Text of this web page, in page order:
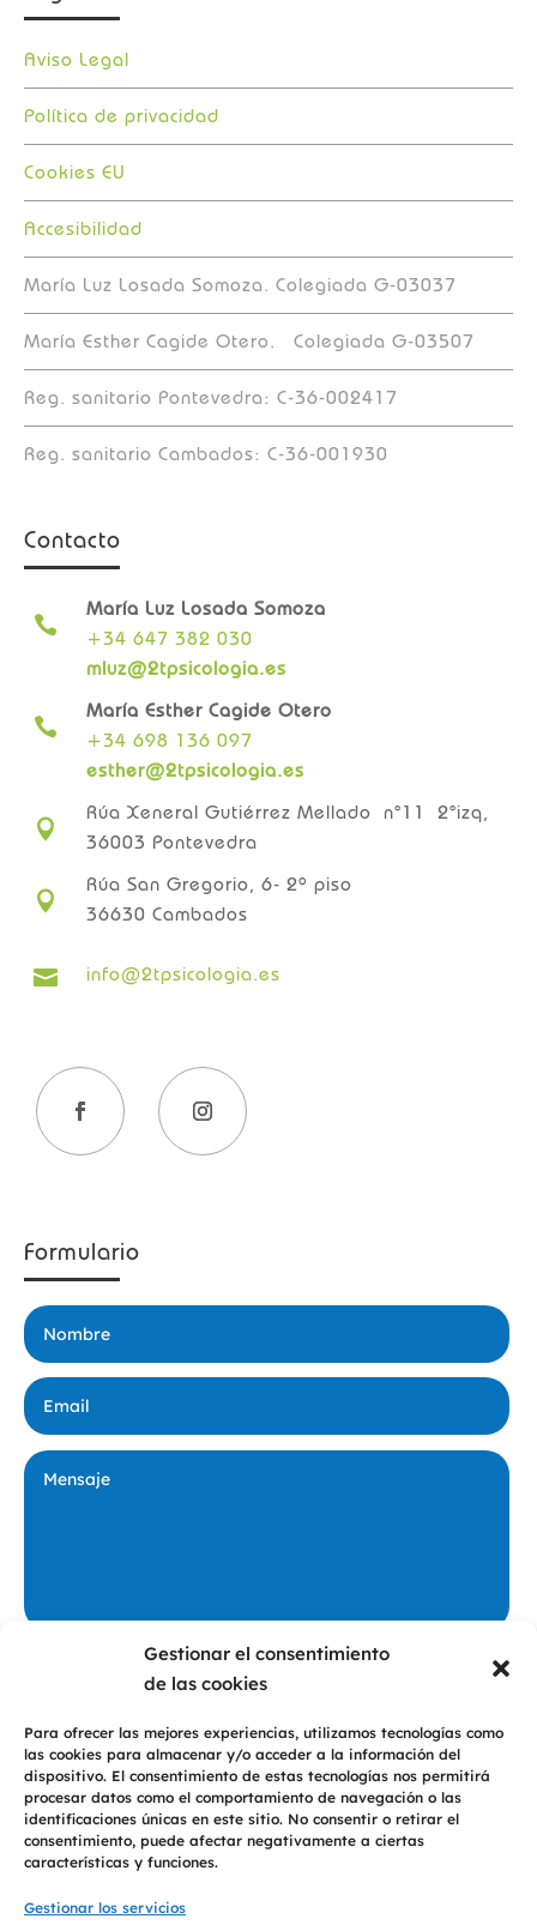
Gestionar el consentimiento
de las cookies
Para ofrecer las mejores experiencias, utilizamos tecnologías como
las cookies para almacenar y/o acceder a la información del
dispositivo. El consentimiento de estas tecnologías nos permitirá
procesar datos como el comportamiento de navegación o las
identificaciones únicas en este sitio. No consentir o retirar el
consentimiento, puede afectar negativamente a ciertas
características y funciones.
Gestionar los servicios
Aviso Legal
Política de privacidad
Cookies EU
Accesibilidad
María Luz Losada Somoza. Colegiada G-03037
María Esther Cagide Otero. Colegiada G-03507
Reg. sanitario Pontevedra: C-36-002417
Reg. sanitario Cambados: C-36-001930
Contacto

María Luz Losada Somoza
+34 647 382 030
mluz@2tpsicologia.es

María Esther Cagide Otero
+34 698 136 097
esther@2tpsicologia.es

Rúa Xeneral Gutiérrez Mellado n°11 2°izq,
36003 Pontevedra

Rúa San Gregorio, 6- 2º piso
36630 Cambados
 info@2tpsicologia.es
Formulario
De conformidad con lo dispuesto en las normativas vigentes en
protección de datos personales, le informamos que los datos personales y
públicas, serán tratados bajo la responsabilidad de 2T PSICOLOGÍA CB para
el envío de comunicaciones sobre nuestros productos y servicios y se
conservarán durante el tiempo necesario para mantener el fin del
tratamiento. Los datos no serán comunicados a terceros, salvo obligación
legal. Con esta opción confirma la aceptación de nuestra
Política de
Privacidad
Consultar